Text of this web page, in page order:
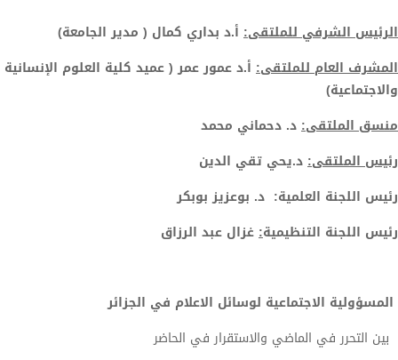
الرئيس الشرفي للملتقى: أ.د بداري كمال ( مدير الجامعة)
المشرف العام للملتقى: أ.د عمور عمر ( عميد كلية العلوم الإنسانية
والاجتماعية)
منسق الملتقى:د. دحماني محمد
رئيس الملتقى:د.يحي تقي الدين
رئيس اللجنة العلمية: د. بوعزيز بوبكر
رئيس اللجنة التنظيمية:غزال عبد الرزاق
المسؤولية الاجتماعية لوسائل الاعلام في الجزائر
بين التحرر في الماضي والاستقرار في الحاضر